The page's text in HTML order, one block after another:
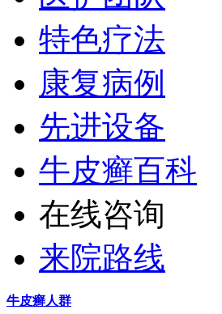
特色疗法
康复病例
先进设备
牛皮癣百科
在线咨询
来院路线
牛皮癣人群